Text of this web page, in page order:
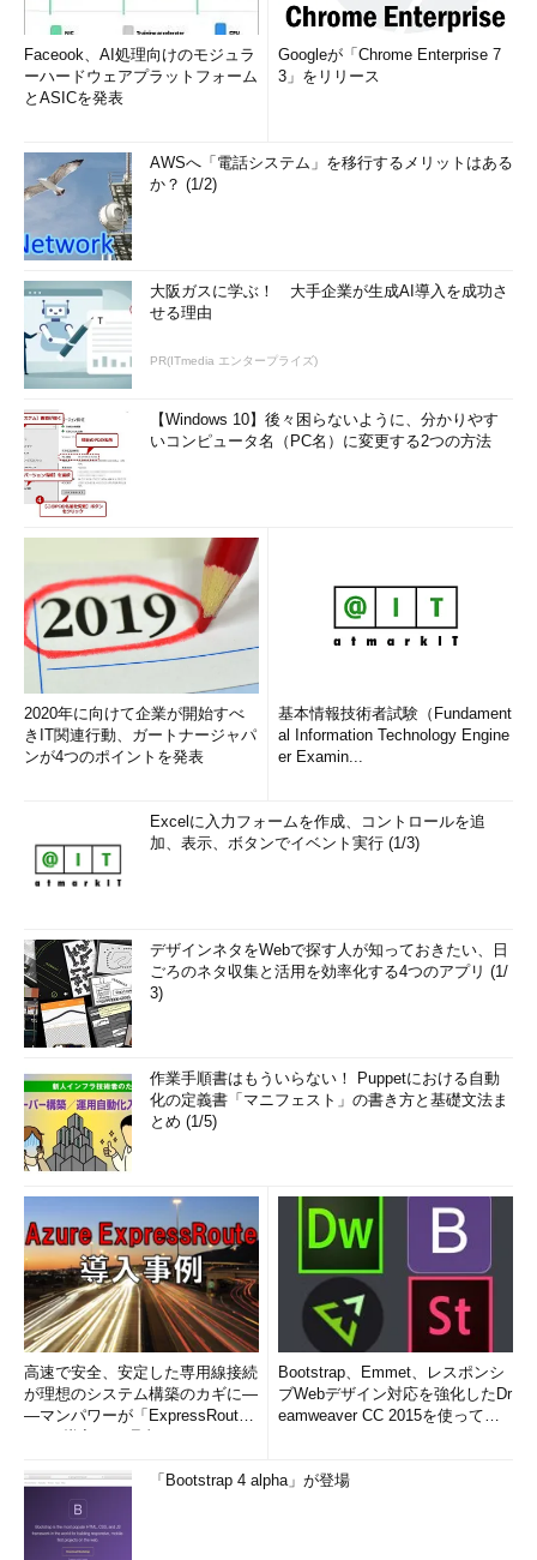
Faceook、AI処理向けのモジュラ
ーハードウェアプラットフォーム
とASICを発表
Googleが「Chrome Enterprise 7
3」をリリース
AWSへ「電話システム」を移行するメリットはある
か？ (1/2)
大阪ガスに学ぶ！ 大手企業が生成AI導入を成功さ
せる理由
PR(ITmedia エンタープライズ)
【Windows 10】後々困らないように、分かりやす
いコンピュータ名（PC名）に変更する2つの方法
2020年に向けて企業が開始すべ
きIT関連行動、ガートナージャパ
ンが4つのポイントを発表
基本情報技術者試験（Fundament
al Information Technology Engine
er Examin...
Excelに入力フォームを作成、コントロールを追
加、表示、ボタンでイベント実行 (1/3)
デザインネタをWebで探す人が知っておきたい、日
ごろのネタ収集と活用を効率化する4つのアプリ (1/
3)
作業手順書はもういらない！ Puppetにおける自動
化の定義書「マニフェスト」の書き方と基礎文法ま
とめ (1/5)
高速で安全、安定した専用線接続
が理想のシステム構築のカギに―
―マンパワーが「ExpressRout
Bootstrap、Emmet、レスポンシ
ブWebデザイン対応を強化したDr
eamweaver CC 2015を使って
「Bootstrap 4 alpha」が登場